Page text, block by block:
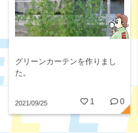
グリーンカーテンを作りまし
た。
2021/09/25 1 0